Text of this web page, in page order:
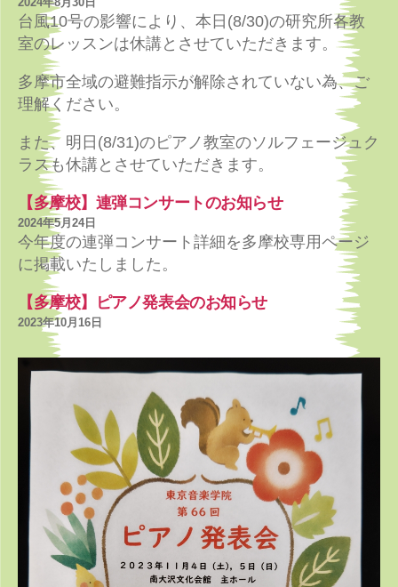
2024年8月30日
台風10号の影響により、本日(8/30)の研究所各教
室のレッスンは休講とさせていただきます。
多摩市全域の避難指示が解除されていない為、ご
理解ください。
また、明日(8/31)のピアノ教室のソルフェージュク
ラスも休講とさせていただきます。
【多摩校】連弾コンサートのお知らせ
2024年5月24日
今年度の連弾コンサート詳細を多摩校専用ページ
に掲載いたしました。
【多摩校】ピアノ発表会のお知らせ
2023年10月16日